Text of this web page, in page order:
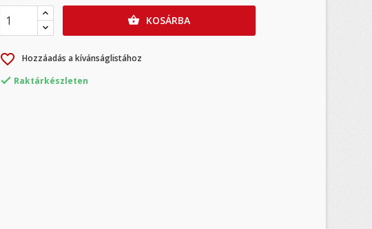
 KOSÁRBA
favorite_border Hozzáadás a kívánságlistához
 Raktárkészleten